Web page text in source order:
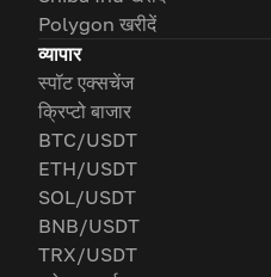
Polygon खरीदें
व्यापार
स्पॉट एक्सचेंज
क्रिप्टो बाजार
BTC/USDT
ETH/USDT
SOL/USDT
BNB/USDT
TRX/USDT